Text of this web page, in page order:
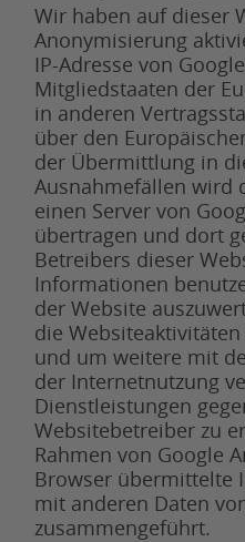
Wir haben auf dieser
Anonymisierung
IP-Adresse von
Mitgliedstaaten der
in anderen
über den
der Übermittlung in
Ausnahmefällen wird
einen Server von
übertragen und dort
Betreibers dieser
Informationen
der Website
die
und um weitere mit
der Internetnutzung
Dienstleistungen
Websitebetreiber zu
Rahmen von Google
Browser übermittelte
mit anderen Daten
zusammengeführt.